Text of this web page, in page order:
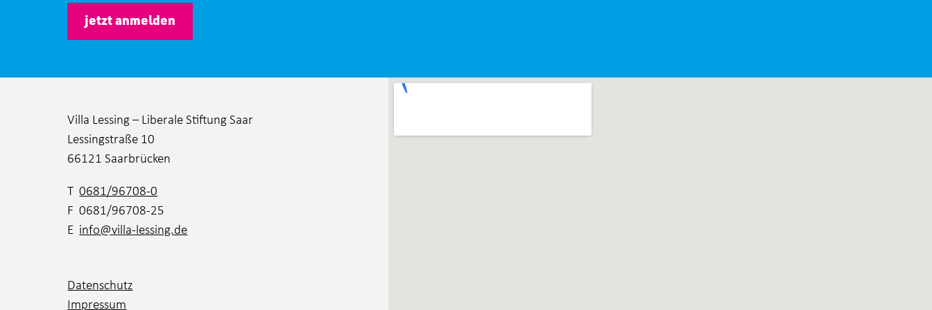
jetzt anmelden
Villa Lessing – Liberale Stiftung Saar
Lessingstraße 10
66121 Saarbrücken
T0681/96708-0
F 0681/96708-25
E info@villa-lessing.de
Datenschutz
Impressum